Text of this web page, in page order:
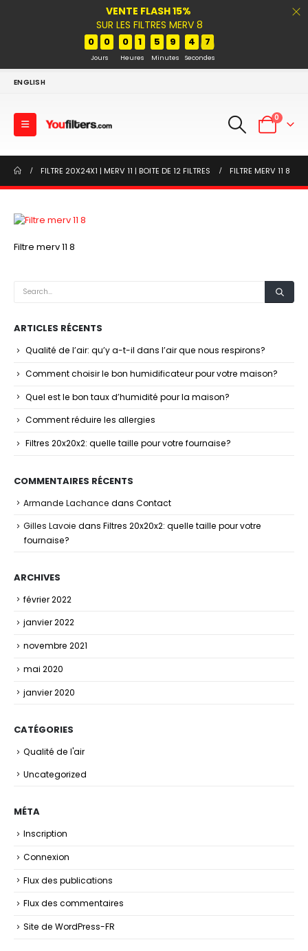
VENTE FLASH 15%
SUR LES FILTRES MERV 8
0 0
Jours
0 1
Heures
5 9
Minutes
4 7
Secondes
ENGLISH
0
FILTRE 20X24X1 | MERV 11 | BOITE DE 12 FILTRES FILTRE MERV 11 8
Filtre merv 11 8
ARTICLES RÉCENTS
Qualité de l’air: qu’y a-t-il dans l’air que nous respirons?
Comment choisir le bon humidificateur pour votre maison?
Quel est le bon taux d’humidité pour la maison?
Comment réduire les allergies
Filtres 20x20x2: quelle taille pour votre fournaise?
COMMENTAIRES RÉCENTS
Armande Lachance dans Contact
Gilles Lavoie dans Filtres 20x20x2: quelle taille pour votre
fournaise?
ARCHIVES
février 2022
janvier 2022
novembre 2021
mai 2020
janvier 2020
CATÉGORIES
Qualité de l'air
Uncategorized
MÉTA
Inscription
Connexion
Flux des publications
Flux des commentaires
Site de WordPress-FR